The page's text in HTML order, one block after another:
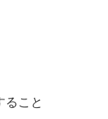
ること